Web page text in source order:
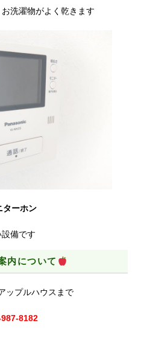
洗濯物がよく乾きます
ターホン
備です
内について
ップルハウスまで
8182